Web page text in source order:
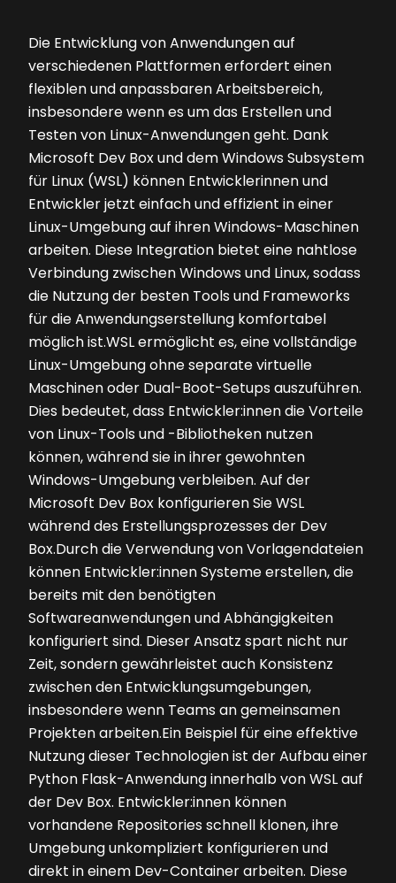
Die Entwicklung von Anwendungen auf
verschiedenen Plattformen erfordert einen
flexiblen und anpassbaren Arbeitsbereich,
insbesondere wenn es um das Erstellen und
Testen von Linux-Anwendungen geht. Dank
Microsoft Dev Box und dem Windows Subsystem
für Linux (WSL) können Entwicklerinnen und
Entwickler jetzt einfach und effizient in einer
Linux-Umgebung auf ihren Windows-Maschinen
arbeiten. Diese Integration bietet eine nahtlose
Verbindung zwischen Windows und Linux, sodass
die Nutzung der besten Tools und Frameworks
für die Anwendungserstellung komfortabel
möglich ist.WSL ermöglicht es, eine vollständige
Linux-Umgebung ohne separate virtuelle
Maschinen oder Dual-Boot-Setups auszuführen.
Dies bedeutet, dass Entwickler:innen die Vorteile
von Linux-Tools und -Bibliotheken nutzen
können, während sie in ihrer gewohnten
Windows-Umgebung verbleiben. Auf der
Microsoft Dev Box konfigurieren Sie WSL
während des Erstellungsprozesses der Dev
Box.Durch die Verwendung von Vorlagendateien
können Entwickler:innen Systeme erstellen, die
bereits mit den benötigten
Softwareanwendungen und Abhängigkeiten
konfiguriert sind. Dieser Ansatz spart nicht nur
Zeit, sondern gewährleistet auch Konsistenz
zwischen den Entwicklungsumgebungen,
insbesondere wenn Teams an gemeinsamen
Projekten arbeiten.Ein Beispiel für eine effektive
Nutzung dieser Technologien ist der Aufbau einer
Python Flask-Anwendung innerhalb von WSL auf
der Dev Box. Entwickler:innen können
vorhandene Repositories schnell klonen, ihre
Umgebung unkompliziert konfigurieren und
direkt in einem Dev-Container arbeiten. Diese